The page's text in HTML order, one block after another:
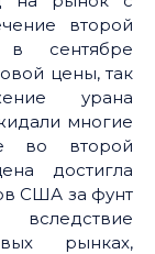
второй
сентябре
цены, так
урана
многие
во второй
достигла
США за фунт
рынках,